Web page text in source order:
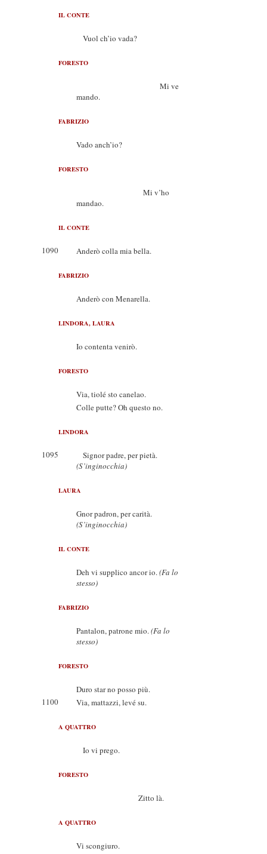
IL CONTE
Vuol ch’io vada?
FORESTO
Mi ve
mando.
FABRIZIO
Vado anch’io?
FORESTO
Mi v’ho
mandao.
IL CONTE
1090 Anderò colla mia bella.
FABRIZIO
Anderò con Menarella.
LINDORA, LAURA
Io contenta venirò.
FORESTO
Via, tiolé sto canelao.
Colle putte? Oh questo no.
LINDORA
1095
Signor padre, per pietà.
(S’inginocchia)
LAURA
Gnor padron, per carità.
(S’inginocchia)
IL CONTE
Deh vi supplico ancor io.(Fa lo
stesso)
FABRIZIO
Pantalon, patrone mio.(Fa lo
stesso)
FORESTO
Duro star no posso più.
1100
Via, mattazzi, levé su.
A QUATTRO
Io vi prego.
FORESTO
Zitto là.
A QUATTRO
Vi scongiuro.